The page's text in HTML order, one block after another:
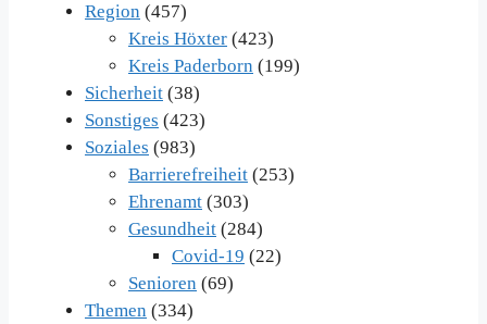
Region (457)
Kreis Höxter (423)
Kreis Paderborn (199)
Sicherheit (38)
Sonstiges (423)
Soziales (983)
Barrierefreiheit (253)
Ehrenamt (303)
Gesundheit (284)
Covid-19 (22)
Senioren (69)
Themen (334)